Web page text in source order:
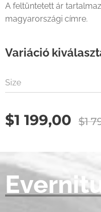
A feltüntetett ár
magyarországi címre.
Variáció
Size
$1 199,00 $1